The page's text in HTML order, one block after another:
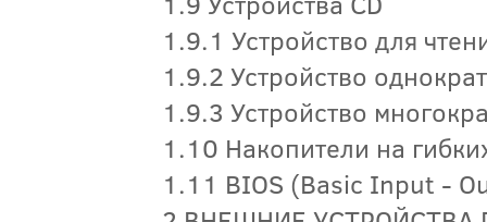
1.9.1 Устройство для
1.9.2 Устройство
1.9.3 Устройство
1.10 Накопители на
1.11 BIOS (Basic Input -